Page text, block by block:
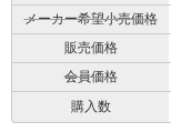
メーカー希望小売価格
販売価格
会員価格
購入数